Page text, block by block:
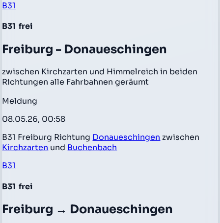
B31
B31 frei
Freiburg - Donaueschingen
zwischen Kirchzarten und Himmelreich in beiden
Richtungen alle Fahrbahnen geräumt
Meldung
08.05.26, 00:58
B31 Freiburg Richtung Donaueschingen zwischen
Kirchzarten und Buchenbach
B31
B31 frei
Freiburg → Donaueschingen